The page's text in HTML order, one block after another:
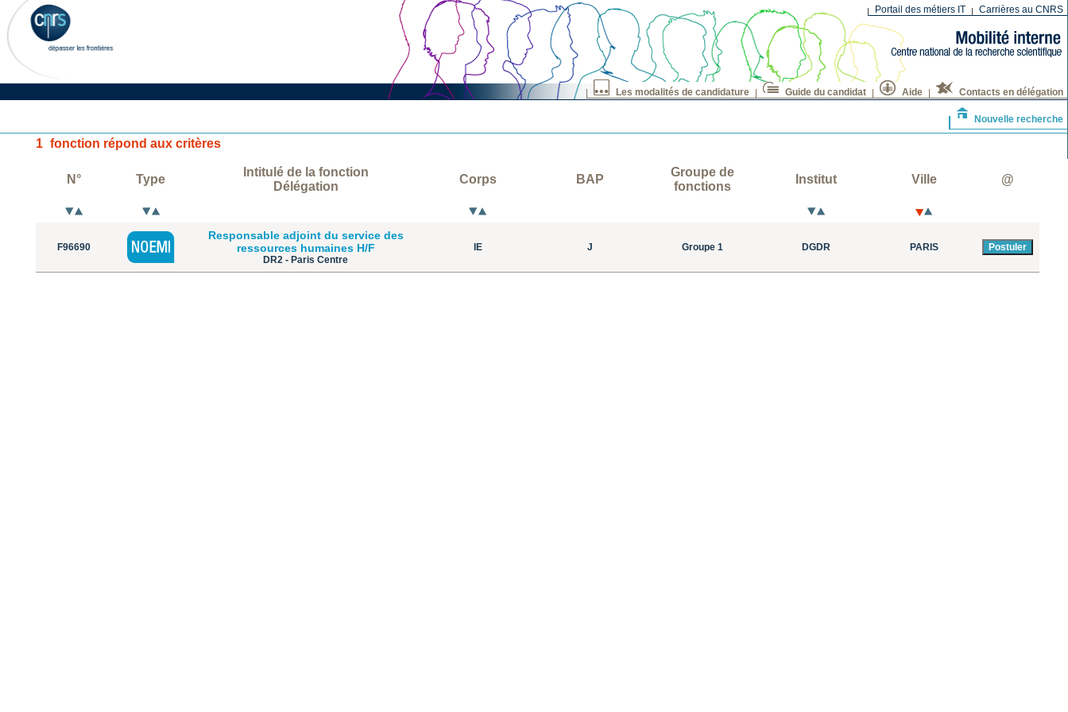
Portail des métiers IT Carrières au CNRS
Les modalités de candidature Guide du candidat Aide Contacts en délégation
Nouvelle recherche
1 fonction répond aux critères
N° Type
Intitulé de la fonction
Délégation
Corps BAP
Groupe de
fonctions
Institut Ville @
F96690
Responsable adjoint du service des
ressources humaines H/F
DR2 - Paris Centre
IE J Groupe 1 DGDR PARIS